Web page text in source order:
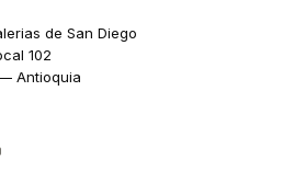
de San Diego
102
Antioquia